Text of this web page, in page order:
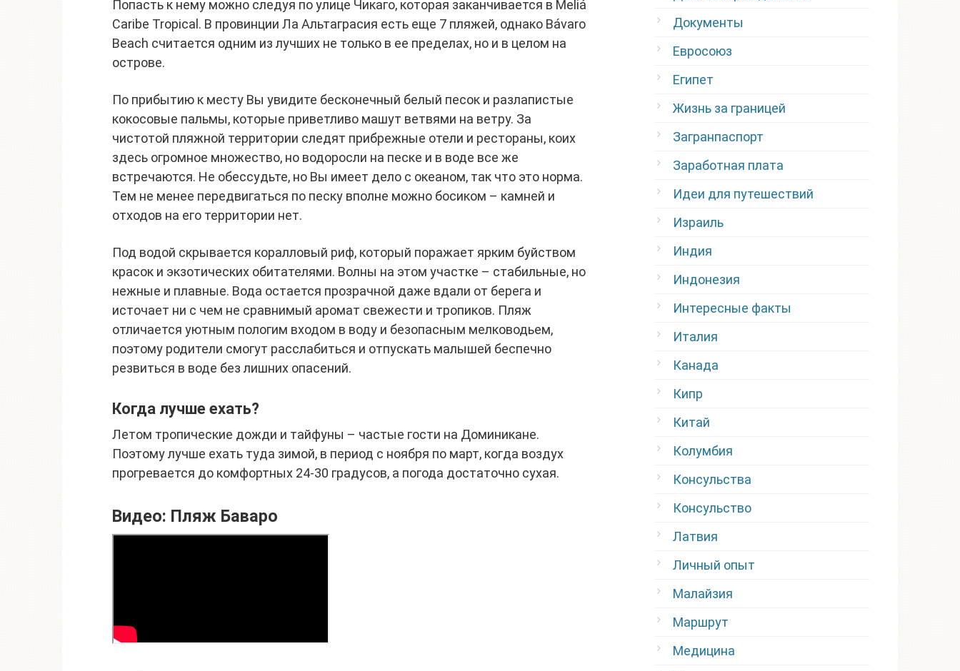
Попасть к нему можно следуя по улице Чикаго, которая заканчивается в Meliá
Caribe Tropical. В провинции Ла Альтаграсия есть еще 7 пляжей, однако Bávaro
Beach считается одним из лучших не только в ее пределах, но и в целом на
острове.
По прибытию к месту Вы увидите бесконечный белый песок и разлапистые
кокосовые пальмы, которые приветливо машут ветвями на ветру. За
чистотой пляжной территории следят прибрежные отели и рестораны, коих
здесь огромное множество, но водоросли на песке и в воде все же
встречаются. Не обессудьте, но Вы имеет дело с океаном, так что это норма.
Тем не менее передвигаться по песку вполне можно босиком – камней и
отходов на его территории нет.
Под водой скрывается коралловый риф, который поражает ярким буйством
красок и экзотических обитателями. Волны на этом участке – стабильные, но
нежные и плавные. Вода остается прозрачной даже вдали от берега и
источает ни с чем не сравнимый аромат свежести и тропиков. Пляж
отличается уютным пологим входом в воду и безопасным мелководьем,
поэтому родители смогут расслабиться и отпускать малышей беспечно
резвиться в воде без лишних опасений.
Когда лучше ехать?
Летом тропические дожди и тайфуны – частые гости на Доминикане.
Поэтому лучше ехать туда зимой, в период с ноября по март, когда воздух
прогревается до комфортных 24-30 градусов, а погода достаточно сухая.
Видео: Пляж Баваро
Документы
Евросоюз
Египет
Жизнь за границей
Загранпаспорт
Заработная плата
Идеи для путешествий
Израиль
Индия
Индонезия
Интересные факты
Италия
Канада
Кипр
Китай
Колумбия
Консульства
Консульство
Латвия
Личный опыт
Малайзия
Маршрут
Медицина